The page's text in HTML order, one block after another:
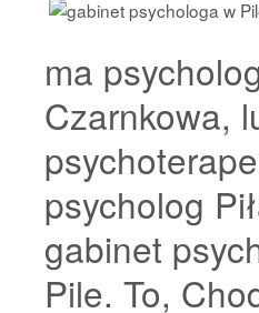
ma
Czarnkowa,
psycholog
gabinet
Pile. To,